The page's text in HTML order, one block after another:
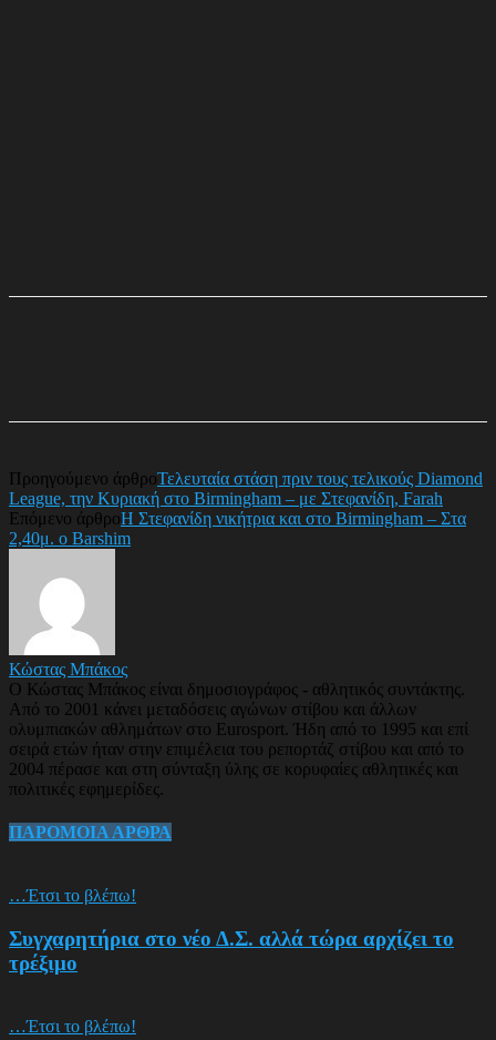
Προηγούμενο άρθροΤελευταία στάση πριν τους τελικούς Diamond
League, την Κυριακή στο Birmingham – με Στεφανίδη, Farah
Επόμενο άρθροΗ Στεφανίδη νικήτρια και στο Birmingham – Στα
2,40μ. ο Barshim
Κώστας Μπάκος
Ο Κώστας Μπάκος είναι δημοσιογράφος - αθλητικός συντάκτης.
Από το 2001 κάνει μεταδόσεις αγώνων στίβου και άλλων
ολυμπιακών αθλημάτων στο Eurosport. Ήδη από το 1995 και επί
σειρά ετών ήταν στην επιμέλεια του ρεπορτάζ στίβου και από το
2004 πέρασε και στη σύνταξη ύλης σε κορυφαίες αθλητικές και
πολιτικές εφημερίδες.
ΠΑΡΟΜΟΙΑ ΑΡΘΡΑ
…Έτσι το βλέπω!
Συγχαρητήρια στο νέο Δ.Σ. αλλά τώρα αρχίζει το
τρέξιμο
…Έτσι το βλέπω!